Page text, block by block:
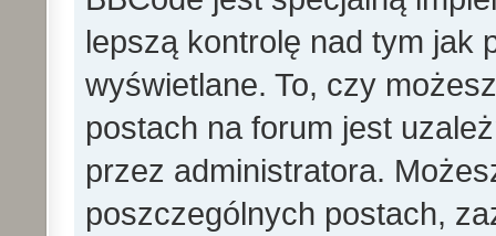
lepszą kontrolę nad tym jak
wyświetlane. To, czy
postach na forum jest
przez administratora.
poszczególnych postach,